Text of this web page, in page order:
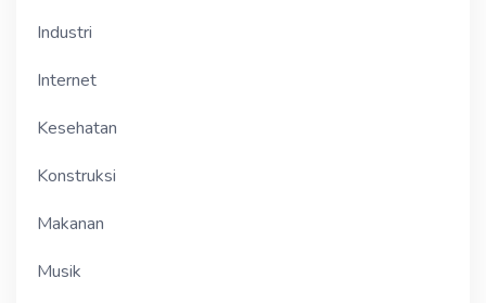
Industri
Internet
Kesehatan
Konstruksi
Makanan
Musik